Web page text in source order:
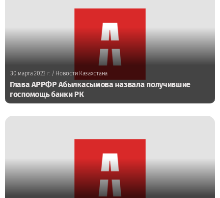
30 марта 2023 г. / Новости Казахстана
Глава АРРФР Абылкасымова назвала получившие
госпомощь банки РК